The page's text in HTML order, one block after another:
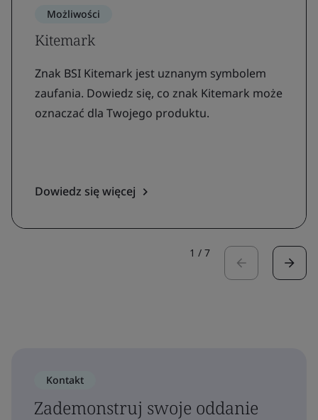
Możliwości
Kitemark
Znak BSI Kitemark jest uznanym symbolem
zaufania. Dowiedz się, co znak Kitemark może
oznaczać dla Twojego produktu.
Dowiedz się więcej
1 / 7
Kontakt
Zademonstruj swoje oddanie